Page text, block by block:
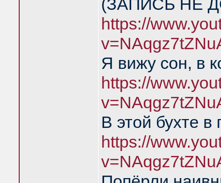
(ЗАПИСЬ НЕ
https://
Я вижу сон, в
https://
В этой бухте
https://